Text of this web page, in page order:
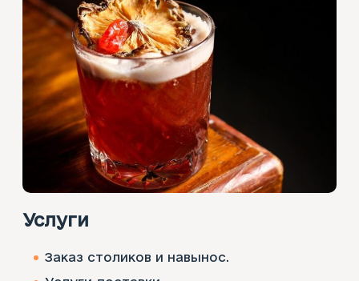
Услуги
Заказ столиков и навынос.​